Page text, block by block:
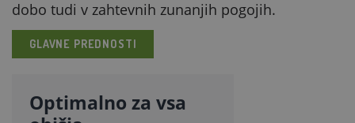
dobo tudi v zahtevnih zunanjih pogojih.
GLAVNE PREDNOSTI
Optimalno za vsa